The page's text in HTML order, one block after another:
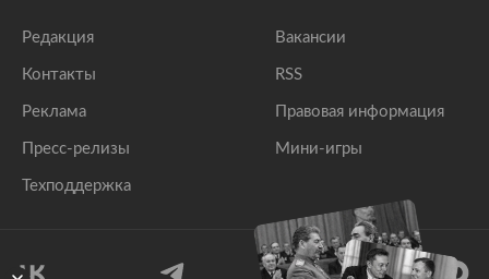
Редакция
Контакты
Реклама
Пресс-релизы
Техподдержка
Вакансии
RSS
Правовая информация
Мини-игры